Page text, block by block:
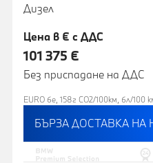
Дизел
Цена в € с ДДС
101 375 €
Без приспадане на ДДС
EURO 6e, 158г CO2/100км, 6л/100
БЪРЗА ДОСТАВКА НА